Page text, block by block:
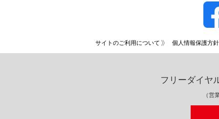
サイトのご利用について 個人情報保護方針
フリーダイヤ
（営